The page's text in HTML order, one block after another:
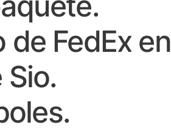
FedEx en
Sio.